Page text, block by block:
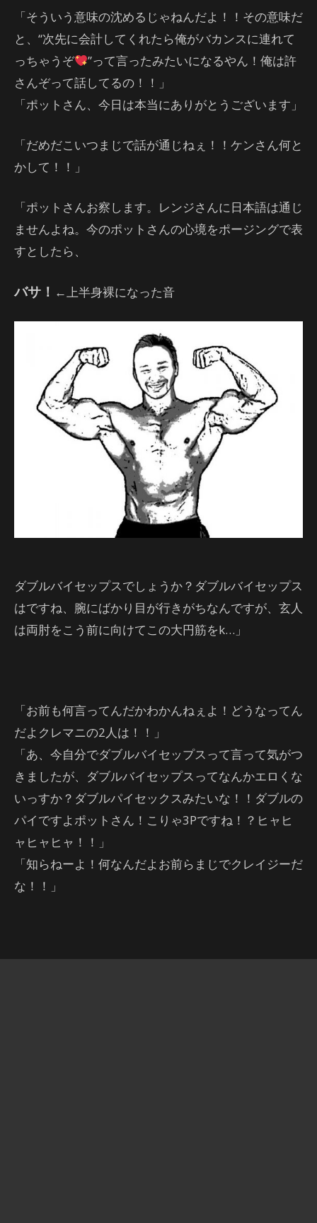
「そういう意味の沈めるじゃねんだよ！！その意味だ
と、“次先に会計してくれたら俺がバカンスに連れて
っちゃうぞ
”って言ったみたいになるやん！俺は許
さんぞって話してるの！！」
「ポットさん、今日は本当にありがとうございます」
「だめだこいつまじで話が通じねぇ！！ケンさん何と
かして！！」
「ポットさんお察します。レンジさんに日本語は通じ
ませんよね。今のポットさんの心境をポージングで表
すとしたら、
バサ！ ←上半身裸になった音
ダブルバイセップスでしょうか？ダブルバイセップス
はですね、腕にばかり目が行きがちなんですが、玄人
は両肘をこう前に向けてこの大円筋をk…」
「お前も何言ってんだかわかんねぇよ！どうなってん
だよクレマニの2人は！！」
「あ、今自分でダブルバイセップスって言って気がつ
きましたが、ダブルバイセップスってなんかエロくな
いっすか？ダブルパイセックスみたいな！！ダブルの
パイですよポットさん！こりゃ3Pですね！？ヒャヒ
ャヒャヒャ！！」
「知らねーよ！何なんだよお前らまじでクレイジーだ
な！！」